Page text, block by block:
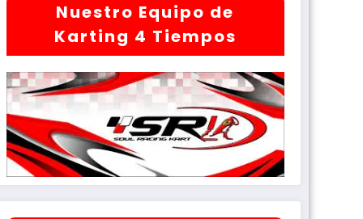
Nuestro Equipo de
Karting 4 Tiempos